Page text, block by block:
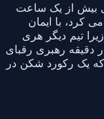
بیش از یک ساعت
کرد، با ایمان
تیم دیگر هری
دقیقه رهبری رقبای
یک رکورد شکن در